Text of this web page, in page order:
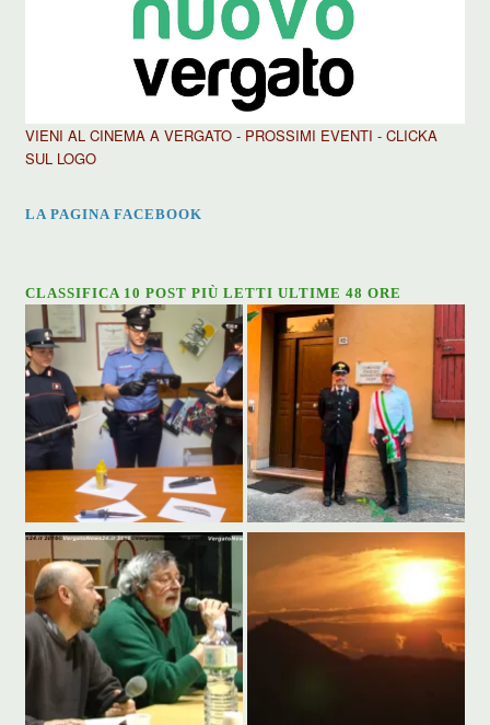
VIENI AL CINEMA A VERGATO - PROSSIMI EVENTI - CLICKA
SUL LOGO
LA PAGINA FACEBOOK
CLASSIFICA 10 POST PIÙ LETTI ULTIME 48 ORE